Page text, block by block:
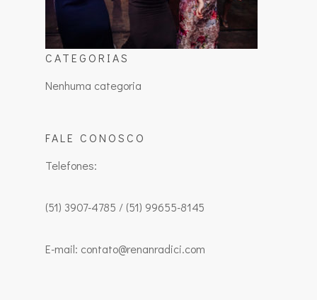
CATEGORIAS
Nenhuma categoria
FALE CONOSCO
Telefones:
(51) 3907-4785 / (51) 99655-8145
E-mail: contato@renanradici.com